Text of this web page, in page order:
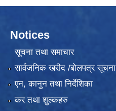
Notices
सूचना तथा समाचार
सार्वजनिक खरीद /बोलपत्र सूचना
एन, कानुन तथा निर्देशिका
कर तथा शुल्कहरु